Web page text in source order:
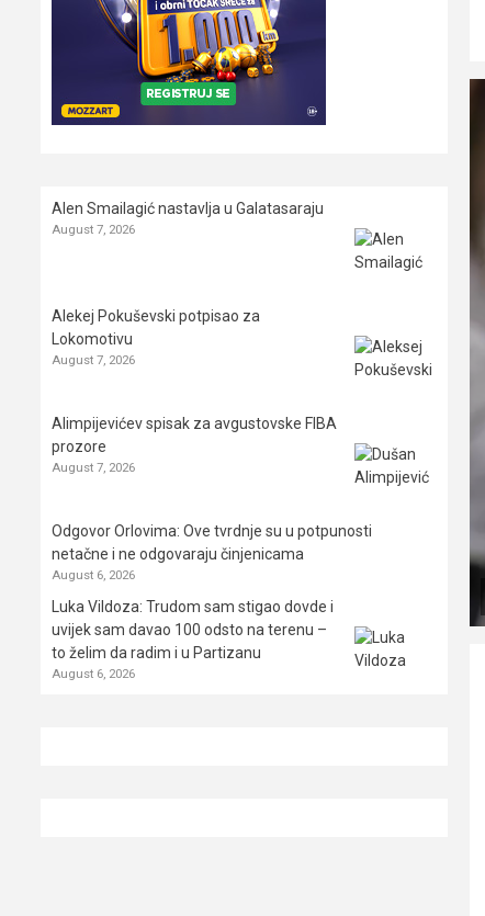
Alen Smailagić nastavlja u Galatasaraju
August 7, 2026
Alekej Pokuševski potpisao za
Lokomotivu
August 7, 2026
Alimpijevićev spisak za avgustovske FIBA
prozore
August 7, 2026
Odgovor Orlovima: ​Ove tvrdnje su u potpunosti
netačne i ne odgovaraju činjenicama
August 6, 2026
Luka Vildoza: Trudom sam stigao dovde i
uvijek sam davao 100 odsto na terenu –
to želim da radim i u Partizanu
August 6, 2026